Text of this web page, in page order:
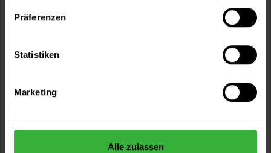
Präferenzen
Statistiken
Marketing
Alle zulassen
Persönliche Beratung unter040 60 77 65 23